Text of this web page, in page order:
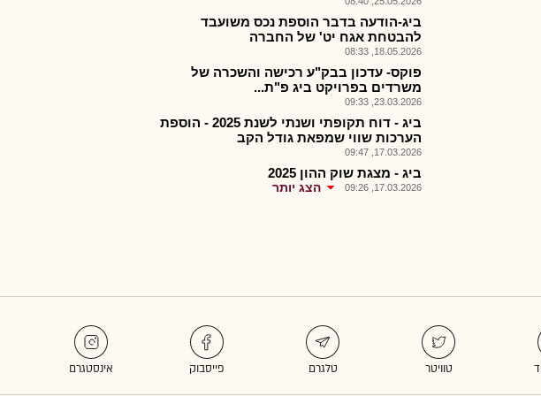
ביג-הודעה בדבר הוספת נכס משועבד
להבטחת אגח יט' של החברה
18.05.2026, 08:33
פוקס- עדכון בבק"ע רכישה והשכרה של
משרדים בפרויקט ביג פ"ת...
23.03.2026, 09:33
ביג - דוח תקופתי ושנתי לשנת 2025 - הוספת
הערכות שווי שמפאת גודל הקב
17.03.2026, 09:47
ביג - מצגת שוק ההון 2025
17.03.2026, 09:26 הצג יותר